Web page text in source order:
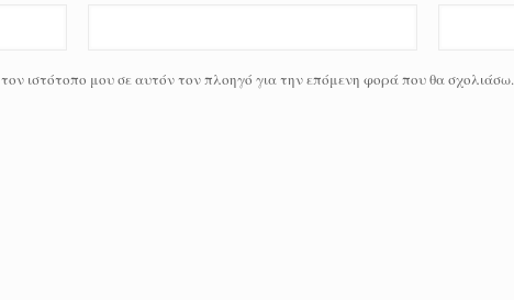
ιστότοπο μου σε αυτόν τον πλοηγό για την επόμενη φορά που θα σχολιάσω.